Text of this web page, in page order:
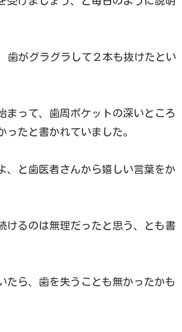
歯がグラグラして２本も抜けたとい
まって、歯周ポケットの深いところ
たと書かれていました。
、と歯医者さんから嬉しい言葉をか
けるのは無理だったと思う、とも書
たら、歯を失うことも無かったかも